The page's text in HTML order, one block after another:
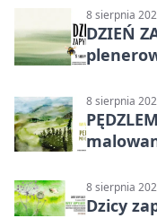
8 sierpnia
DZIEŃ
8 sierpnia
8 sierpnia
Dzicy